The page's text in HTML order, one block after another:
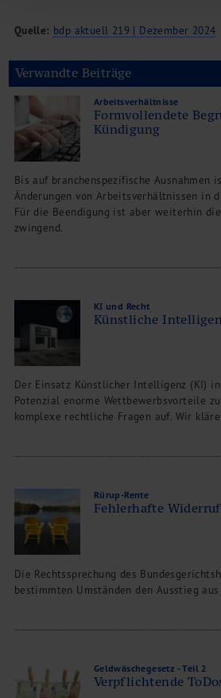
Quelle: bdp aktuell 219 | Dezember 2024
Verwandte Beiträge
Arbeitsverhältnisse
Formvollendete
Kündigung
Bis auf branchenspezifische Ausnahmen
Änderungen von Arbeitsverhältnissen in
Für die Beendigung ist aber weiterhin
zwingend.
KI und Recht
Künstliche
Der Einsatz Künstlicher Intelligenz (KI)
Potenzial enorme Wettbewerbsvorteile
komplexe rechtliche Fragen auf. Wir
Rürup-Rente
Fehlerhafte
Die Rechtssprechung des
bestimmten Umständen den Ausstieg aus
Geldwäschegesetz - Teil 2
Verpflichtende